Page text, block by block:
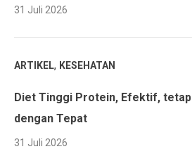
31 Juli 2026
ARTIKEL, KESEHATAN
Diet Tinggi Protein, Efektif,
dengan Tepat
31 Juli 2026